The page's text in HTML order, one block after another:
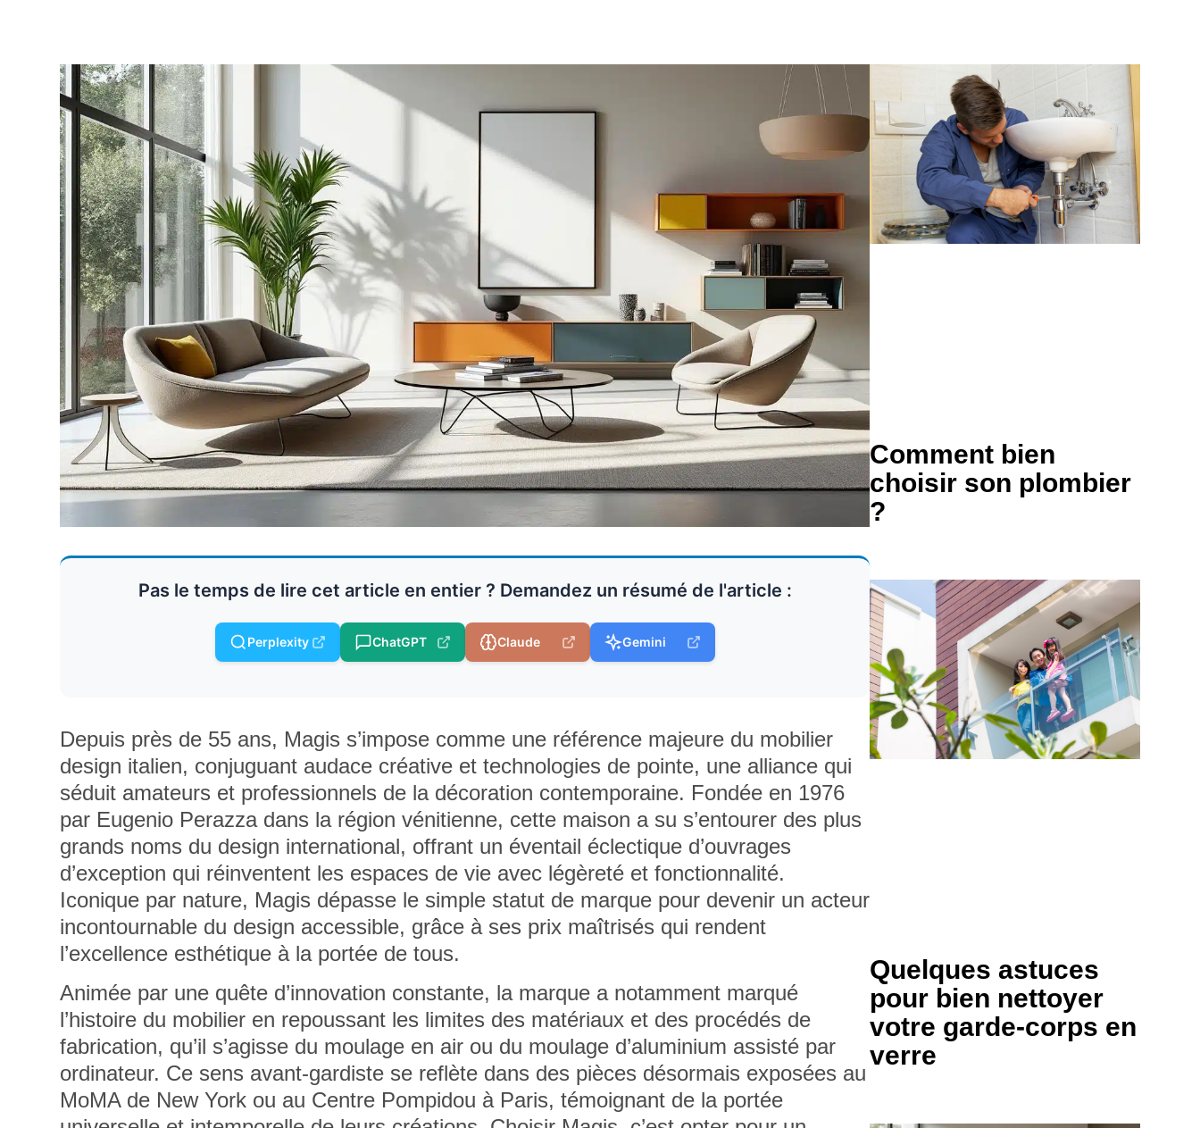
Pas le temps de lire cet article en entier ? Demandez un résumé de l'article :
Perplexity ChatGPT Claude Gemini
Depuis près de 55 ans, Magis s’impose comme une référence majeure du mobilier
design italien, conjuguant audace créative et technologies de pointe, une alliance qui
séduit amateurs et professionnels de la décoration contemporaine. Fondée en 1976
par Eugenio Perazza dans la région vénitienne, cette maison a su s’entourer des plus
grands noms du design international, offrant un éventail éclectique d’ouvrages
d’exception qui réinventent les espaces de vie avec légèreté et fonctionnalité.
Iconique par nature, Magis dépasse le simple statut de marque pour devenir un acteur
incontournable du design accessible, grâce à ses prix maîtrisés qui rendent
l’excellence esthétique à la portée de tous.
Animée par une quête d’innovation constante, la marque a notamment marqué
l’histoire du mobilier en repoussant les limites des matériaux et des procédés de
fabrication, qu’il s’agisse du moulage en air ou du moulage d’aluminium assisté par
ordinateur. Ce sens avant-gardiste se reflète dans des pièces désormais exposées au
MoMA de New York ou au Centre Pompidou à Paris, témoignant de la portée
Comment bien
choisir son plombier
?
Quelques astuces
pour bien nettoyer
votre garde-corps en
verre